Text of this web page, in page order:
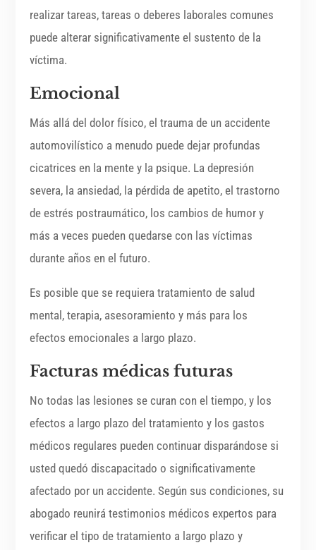
realizar tareas, tareas o deberes laborales comunes
puede alterar significativamente el sustento de la
víctima.
Emocional
Más allá del dolor físico, el trauma de un accidente
automovilístico a menudo puede dejar profundas
cicatrices en la mente y la psique. La depresión
severa, la ansiedad, la pérdida de apetito, el trastorno
de estrés postraumático, los cambios de humor y
más a veces pueden quedarse con las víctimas
durante años en el futuro.
Es posible que se requiera tratamiento de salud
mental, terapia, asesoramiento y más para los
efectos emocionales a largo plazo.
Facturas médicas futuras
No todas las lesiones se curan con el tiempo, y los
efectos a largo plazo del tratamiento y los gastos
médicos regulares pueden continuar disparándose si
usted quedó discapacitado o significativamente
afectado por un accidente. Según sus condiciones, su
abogado reunirá testimonios médicos expertos para
verificar el tipo de tratamiento a largo plazo y